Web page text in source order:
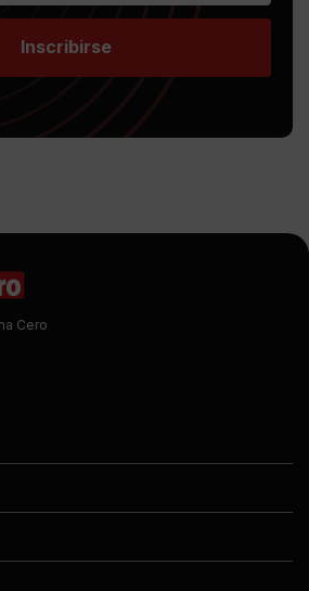
Inscribirse
Cero